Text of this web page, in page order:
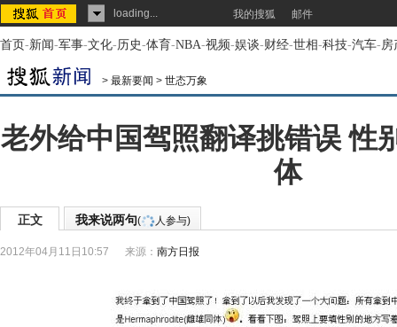
loading... 我的搜狐 邮件
首页-新闻-军事-文化-历史-体育-NBA-视频-娱谈-财经-世相-科技-汽车-房
> 最新要闻 > 世态万象
老外给中国驾照翻译挑错误 性
体
正文 我来说两句( 人参与)
2012年04月11日10:57 来源： 南方日报